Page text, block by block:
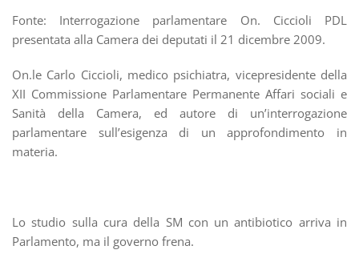
Fonte: Interrogazione parlamentare On. Ciccioli PDL
presentata alla Camera dei deputati il 21 dicembre 2009.
On.le Carlo Ciccioli, medico psichiatra, vicepresidente della
XII Commissione Parlamentare Permanente Affari sociali e
Sanità della Camera, ed autore di un’interrogazione
parlamentare sull’esigenza di un approfondimento in
materia.
Lo studio sulla cura della SM con un antibiotico arriva in
Parlamento, ma il governo frena.